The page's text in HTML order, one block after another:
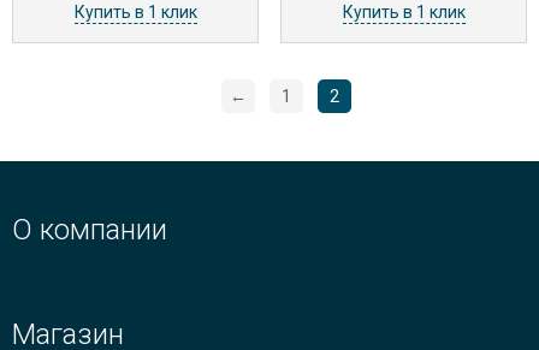
Купить в 1 клик Купить в 1 клик
← 1 2
О компании
Магазин